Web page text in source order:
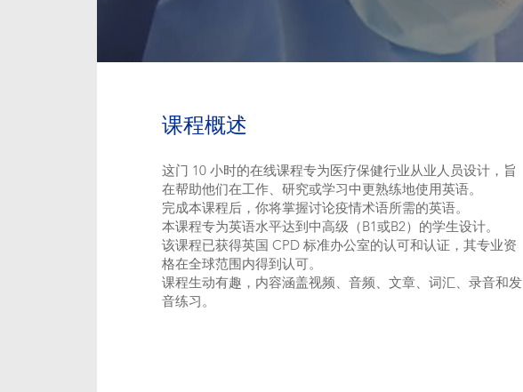
课程概述
这门 10 小时的在线课程专为医疗保健行业从业人员设计，旨
在帮助他们在工作、研究或学习中更熟练地使用英语。
完成本课程后，你将掌握讨论疫情术语所需的英语。
本课程专为英语水平达到中高级（B1或B2）的学生设计。
该课程已获得英国 CPD 标准办公室的认可和认证，其专业资
格在全球范围内得到认可。
课程生动有趣，内容涵盖视频、音频、文章、词汇、录音和发
音练习。